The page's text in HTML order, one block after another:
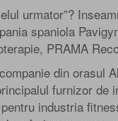
urmator”?
spaniola
PRAMA
din orasul
furnizor de
industria